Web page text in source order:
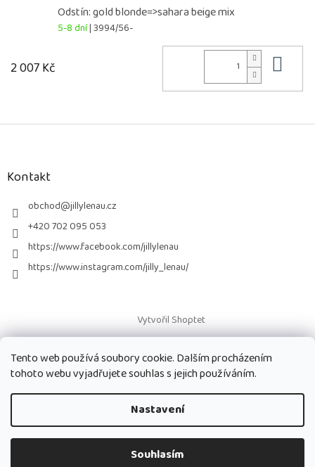
Tento web používá soubory cookie. Dalším procházením
tohoto webu vyjadřujete souhlas s jejich používáním.
Nastavení
Souhlasím
Odstín: gold blonde=>sahara beige mix
5-8 dní| 3994/56-
2 007 Kč
Z
Kontakt
obchod@jillylenau.cz
+420 702 095 053
https://www.facebook.com/jillylenau
https://www.instagram.com/jilly_lenau/
Vytvořil Shoptet
Copyright 2026Paruky Jilly Lenau s.r.o.. Všechna práva vyhrazena.